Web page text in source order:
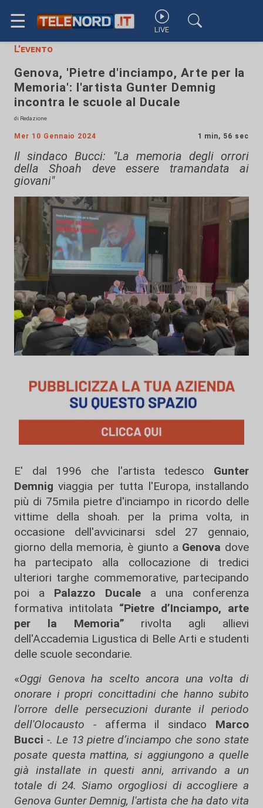
☰ LIVE
L'evento
Genova, 'Pietre d'inciampo, Arte per la
Memoria': l'artista Gunter Demnig
incontra le scuole al Ducale
di Redazione
Mer 10 Gennaio 2024 1 min, 56 sec
Il sindaco Bucci: "La memoria degli orrori
della Shoah deve essere tramandata ai
giovani"
E' dal 1996 che l'artista tedesco Gunter
Demnigviaggia per tutta l'Europa, installando
più di 75mila pietre d'inciampo in ricordo delle
vittime della shoah. per la prima volta, in
occasione dell'avvicinarsi sdel 27 gennaio,
giorno della memoria, è giunto a Genova dove
ha partecipato alla collocazione di tredici
ulteriori targhe commemorative, partecipando
poi a Palazzo Ducale a una conferenza
formativa intitolata “Pietre d’Inciampo, arte
per la Memoria” rivolta agli allievi
dell'Accademia Ligustica di Belle Arti e studenti
delle scuole secondarie.
«Oggi Genova ha scelto ancora una volta di
onorare i propri concittadini che hanno subito
l'orrore delle persecuzioni durante il periodo
dell'Olocausto - afferma il sindaco Marco
Bucci -. Le 13 pietre d’inciampo che sono state
posate questa mattina, si aggiungono a quelle
già installate in questi anni, arrivando a un
totale di 24. Siamo orgogliosi di accogliere a
Genova Gunter Demnig, l'artista che ha dato vita